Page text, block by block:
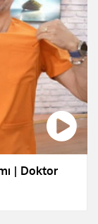
| Doktor